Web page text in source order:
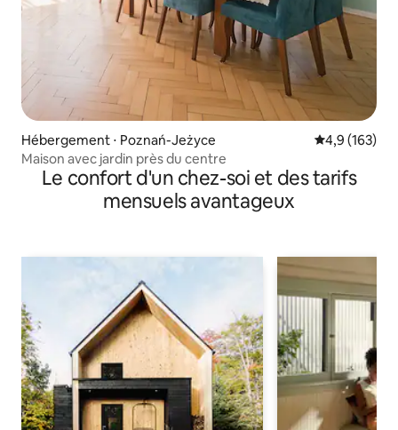
Hébergement ⋅ Poznań-Jeżyce Évaluation
4,9 (163)
Maison avec jardin près du centre
Le confort d'un chez-soi et des tarifs
mensuels avantageux